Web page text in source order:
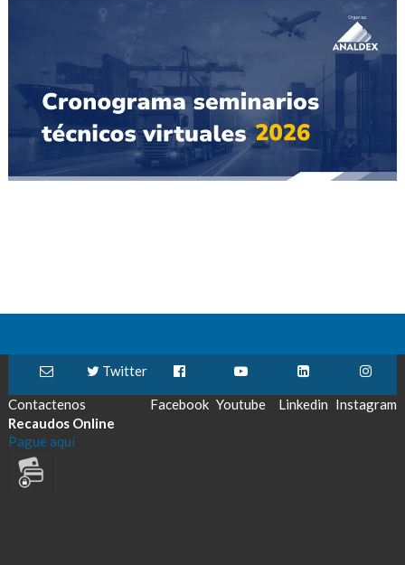
Contactenos
Twitter
Facebook Youtube Linkedin Instagram
Recaudos Online
Pague aquí